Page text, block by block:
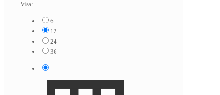
Visa:
6
12
24
36